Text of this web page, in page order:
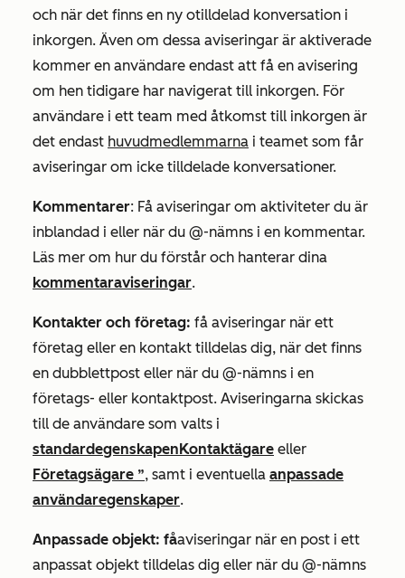
och när det finns en ny otilldelad konversation i
inkorgen. Även om dessa aviseringar är aktiverade
kommer en användare endast att få en avisering
om hen tidigare har navigerat till inkorgen. För
användare i ett team med åtkomst till inkorgen är
det endast huvudmedlemmarna i teamet som får
aviseringar om icke tilldelade konversationer.
Kommentarer: Få aviseringar om aktiviteter du är
inblandad i eller när du @-nämns i en kommentar.
Läs mer om hur du förstår och hanterar dina
kommentaraviseringar.
Kontakter och företag: få aviseringar när ett
företag eller en kontakt tilldelas dig, när det finns
en dubblettpost eller när du @-nämns i en
företags- eller kontaktpost. Aviseringarna skickas
till de användare som valts i
standardegenskapen Kontaktägare eller
Företagsägare ”, samt i eventuella anpassade
användaregenskaper.
Anpassade objekt: fåaviseringar när en post i ett
anpassat objekt tilldelas dig eller när du @-nämns